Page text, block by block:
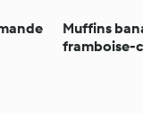
Muffins
framboise-